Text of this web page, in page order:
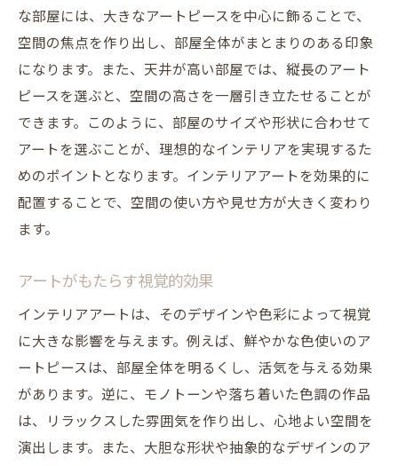
創造性を刺激するインテリアアート
コミュニケーションを促進する空間づくり
癒しの空間を演出するアート
日常生活に彩りを与えるアートの力
インテリアアートの選び方で部屋の雰囲気を変
える秘訣
インテリアスタイルに合ったアートの選び
方
アートのサイズと配置のポイント
アートピースのテーマ選び
アートと家具のコーディネート
予算内で選ぶおしゃれなアート
アートの配置でインテリアをより一層映えさせ
る技術
壁掛けアートの配置バリエーション
な部屋には、大きなアートピースを中心に飾ることで、
空間の焦点を作り出し、部屋全体がまとまりのある印象
になります。また、天井が高い部屋では、縦長のアート
ピースを選ぶと、空間の高さを一層引き立たせることが
できます。このように、部屋のサイズや形状に合わせて
アートを選ぶことが、理想的なインテリアを実現するた
めのポイントとなります。インテリアアートを効果的に
配置することで、空間の使い方や見せ方が大きく変わり
ます。
アートがもたらす視覚的効果
インテリアアートは、そのデザインや色彩によって視覚
に大きな影響を与えます。例えば、鮮やかな色使いのア
ートピースは、部屋全体を明るくし、活気を与える効果
があります。逆に、モノトーンや落ち着いた色調の作品
は、リラックスした雰囲気を作り出し、心地よい空間を
演出します。また、大胆な形状や抽象的なデザインのア